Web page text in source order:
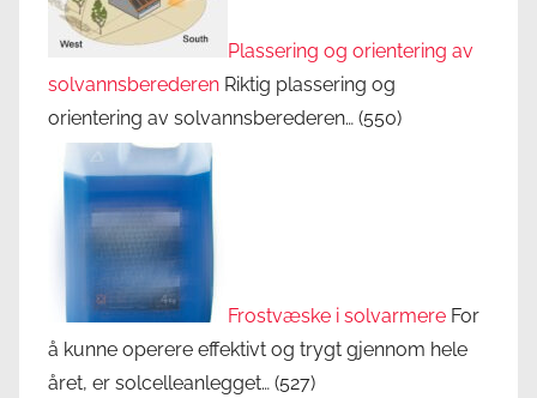
Plassering og orientering av
solvannsberederen Riktig plassering og
orientering av solvannsberederen… (550)
Frostvæske i solvarmere For
å kunne operere effektivt og trygt gjennom hele
året, er solcelleanlegget… (527)